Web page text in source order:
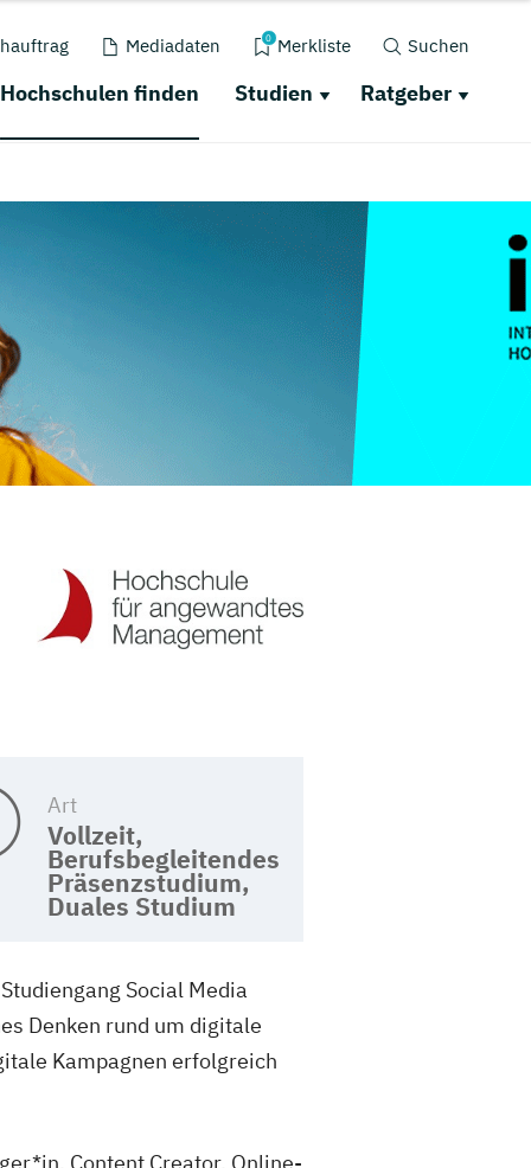
Mediadaten 0 Merkliste Suchen
Hochschulen finden Studien Ratgeber
Art
Vollzeit,
Berufsbegleitendes
Präsenzstudium,
Duales Studium
Social Media
Denken rund um digitale
Kampagnen erfolgreich
Content Creator, Online-